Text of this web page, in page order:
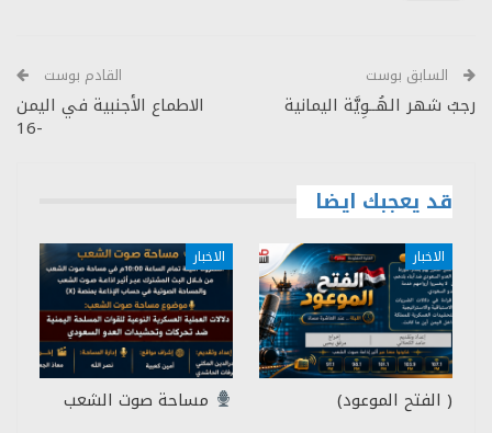
السابق بوست
رجبُ شهر الهُــوِيَّة اليمانية
القادم بوست
الاطماع الأجنبية في اليمن
-16
قد يعجبك ايضا
الاخبار
( الفتح الموعود)
الاخبار
مساحة صوت الشعب